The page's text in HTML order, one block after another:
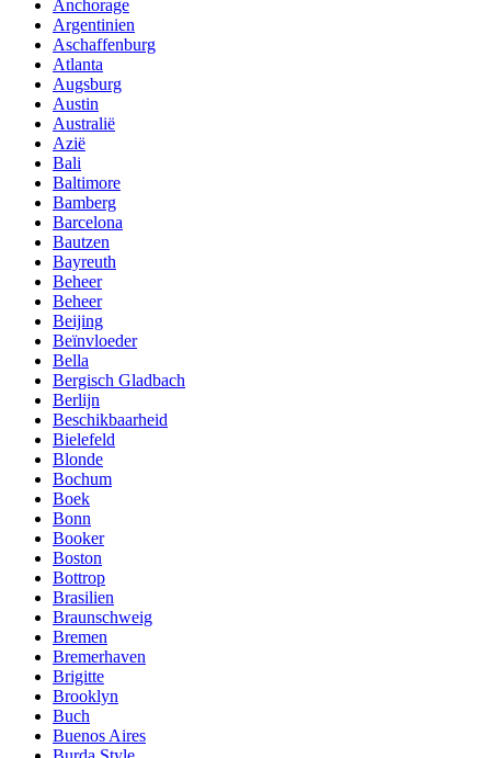
Anchorage
Argentinien
Aschaffenburg
Atlanta
Augsburg
Austin
Australië
Azië
Bali
Baltimore
Bamberg
Barcelona
Bautzen
Bayreuth
Beheer
Beheer
Beijing
Beïnvloeder
Bella
Bergisch Gladbach
Berlijn
Beschikbaarheid
Bielefeld
Blonde
Bochum
Boek
Bonn
Booker
Boston
Bottrop
Brasilien
Braunschweig
Bremen
Bremerhaven
Brigitte
Brooklyn
Buch
Buenos Aires